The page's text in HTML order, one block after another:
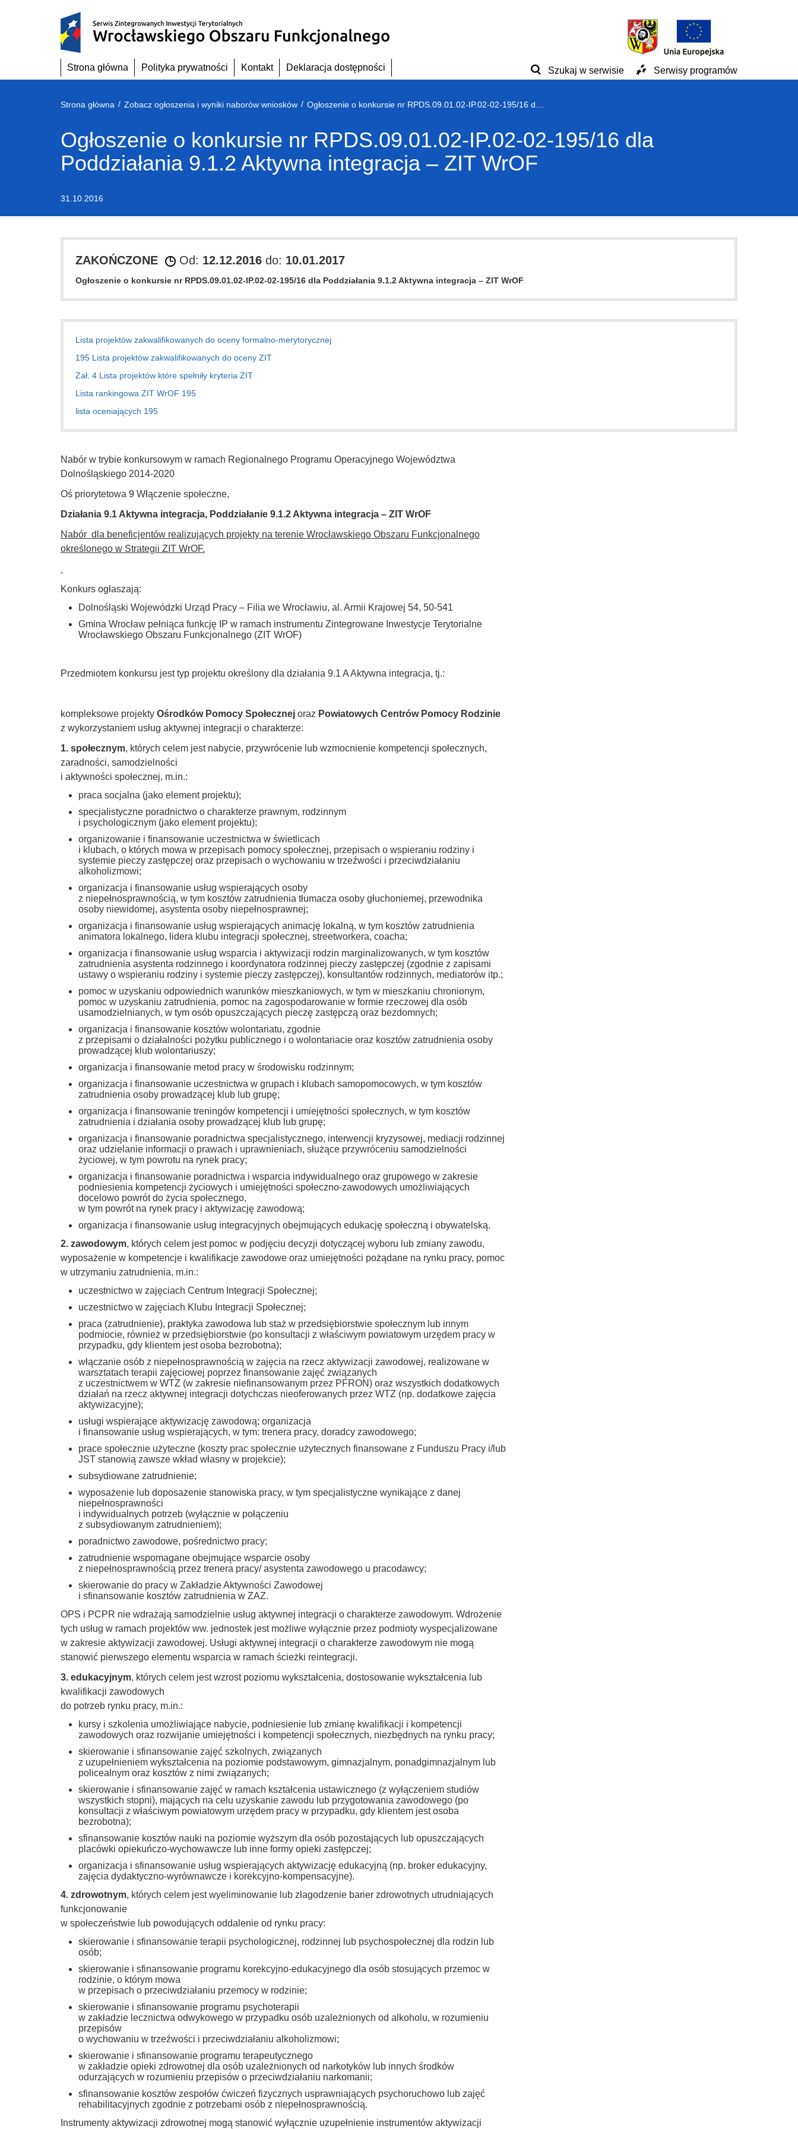
Strona główna Polityka prywatności Kontakt Deklaracja dostępności Szukaj w serwisie Serwisy programów
Strona główna / Zobacz ogłoszenia i wyniki naborów wniosków /
Ogłoszenie o konkursie nr RPDS.09.01.02-IP.02-02-195/16 dla
Poddziałania 9.1.2 Aktywna integracja – ZIT WrOF
31.10.2016
ZAKOŃCZONE Od: 12.12.2016 do: 10.01.2017
Ogłoszenie o konkursie nr RPDS.09.01.02-IP.02-02-195/16 dla Poddziałania 9.1.2Aktywna integracja – ZIT WrOF
Lista projektów zakwalifikowanych do oceny formalno-merytorycznej
195 Lista projektów zakwalifikowanych do oceny ZIT
Zał. 4 Lista projektów które spełniły kryteria ZIT
Lista rankingowa ZIT WrOF 195
lista oceniających 195
Nabór w trybie konkursowym w ramach Regionalnego Programu Operacyjnego Województwa
Dolnośląskiego 2014-2020
Oś priorytetowa 9 Włączenie społeczne,
Działania 9.1 Aktywna integracja, Poddziałanie 9.1.2 Aktywna integracja – ZIT WrOF
Nabór dla beneficjentów realizujących projekty na terenie Wrocławskiego Obszaru Funkcjonalnego
określonego w Strategii ZIT WrOF.
Konkurs ogłaszają:
Dolnośląski Wojewódzki Urząd Pracy – Filia we Wrocławiu, al. Armii Krajowej 54, 50-541
Gmina Wrocław pełniąca funkcję IP w ramach instrumentu Zintegrowane Inwestycje Terytorialne
Wrocławskiego Obszaru Funkcjonalnego (ZIT WrOF)
Przedmiotem konkursu jest typ projektu określony dla działania 9.1 A Aktywna integracja, tj.:
kompleksowe projekty Ośrodków Pomocy Społecznej oraz Powiatowych Centrów Pomocy Rodzinie
z wykorzystaniem usług aktywnej integracji o charakterze:
1. społecznym, których celem jest nabycie, przywrócenie lub wzmocnienie kompetencji społecznych,
zaradności, samodzielności
i aktywności społecznej, m.in.:
praca socjalna (jako element projektu);
specjalistyczne poradnictwo o charakterze prawnym, rodzinnym
i psychologicznym (jako element projektu);
organizowanie i finansowanie uczestnictwa w świetlicach
i klubach, o których mowa w przepisach pomocy społecznej, przepisach o wspieraniu rodziny i
systemie pieczy zastępczej oraz przepisach o wychowaniu w trzeźwości i przeciwdziałaniu
alkoholizmowi;
organizacja i finansowanie usług wspierających osoby
z niepełnosprawnością, w tym kosztów zatrudnienia tłumacza osoby głuchoniemej, przewodnika
osoby niewidomej, asystenta osoby niepełnosprawnej;
organizacja i finansowanie usług wspierających animację lokalną, w tym kosztów zatrudnienia
animatora lokalnego, lidera klubu integracji społecznej, streetworkera, coacha;
organizacja i finansowanie usług wsparcia i aktywizacji rodzin marginalizowanych, w tym kosztów
zatrudnienia asystenta rodzinnego i koordynatora rodzinnej pieczy zastępczej (zgodnie z zapisami
ustawy o wspieraniu rodziny i systemie pieczy zastępczej), konsultantów rodzinnych, mediatorów itp.;
pomoc w uzyskaniu odpowiednich warunków mieszkaniowych, w tym w mieszkaniu chronionym,
pomoc w uzyskaniu zatrudnienia, pomoc na zagospodarowanie w formie rzeczowej dla osób
usamodzielnianych, w tym osób opuszczających pieczę zastępczą oraz bezdomnych;
organizacja i finansowanie kosztów wolontariatu, zgodnie
z przepisami o działalności pożytku publicznego i o wolontariacie oraz kosztów zatrudnienia osoby
prowadzącej klub wolontariuszy;
organizacja i finansowanie metod pracy w środowisku rodzinnym;
organizacja i finansowanie uczestnictwa w grupach i klubach samopomocowych, w tym kosztów
zatrudnienia osoby prowadzącej klub lub grupę;
organizacja i finansowanie treningów kompetencji i umiejętności społecznych, w tym kosztów
zatrudnienia i działania osoby prowadzącej klub lub grupę;
organizacja i finansowanie poradnictwa specjalistycznego, interwencji kryzysowej, mediacji rodzinnej
oraz udzielanie informacji o prawach i uprawnieniach, służące przywróceniu samodzielności
życiowej, w tym powrotu na rynek pracy;
organizacja i finansowanie poradnictwa i wsparcia indywidualnego oraz grupowego w zakresie
podniesienia kompetencji życiowych i umiejętności społeczno-zawodowych umożliwiających
docelowo powrót do życia społecznego,
w tym powrót na rynek pracy i aktywizację zawodową;
organizacja i finansowanie usług integracyjnych obejmujących edukację społeczną i obywatelską.
2. zawodowym, których celem jest pomoc w podjęciu decyzji dotyczącej wyboru lub zmiany zawodu,
wyposażenie w kompetencje i kwalifikacje zawodowe oraz umiejętności pożądane na rynku pracy, pomoc
w utrzymaniu zatrudnienia, m.in.:
uczestnictwo w zajęciach Centrum Integracji Społecznej;
uczestnictwo w zajęciach Klubu Integracji Społecznej;
praca (zatrudnienie), praktyka zawodowa lub staż w przedsiębiorstwie społecznym lub innym
podmiocie, również w przedsiębiorstwie (po konsultacji z właściwym powiatowym urzędem pracy w
przypadku, gdy klientem jest osoba bezrobotna);
włączanie osób z niepełnosprawnością w zajęcia na rzecz aktywizacji zawodowej, realizowane w
warsztatach terapii zajęciowej poprzez finansowanie zajęć związanych
z uczestnictwem w WTZ (w zakresie niefinansowanym przez PFRON) oraz wszystkich dodatkowych
działań na rzecz aktywnej integracji dotychczas nieoferowanych przez WTZ (np. dodatkowe zajęcia
aktywizacyjne);
usługi wspierające aktywizację zawodową; organizacja
i finansowanie usług wspierających, w tym: trenera pracy, doradcy zawodowego;
prace społecznie użyteczne (koszty prac społecznie użytecznych finansowane z Funduszu Pracy i/lub
JST stanowią zawsze wkład własny w projekcie);
subsydiowane zatrudnienie;
wyposażenie lub doposażenie stanowiska pracy, w tym specjalistyczne wynikające z danej
niepełnosprawności
i indywidualnych potrzeb (wyłącznie w połączeniu
z subsydiowanym zatrudnieniem);
poradnictwo zawodowe, pośrednictwo pracy;
zatrudnienie wspomagane obejmujące wsparcie osoby
z niepełnosprawnością przez trenera pracy/ asystenta zawodowego u pracodawcy;
skierowanie do pracy w Zakładzie Aktywności Zawodowej
i sfinansowanie kosztów zatrudnienia w ZAZ.
OPS i PCPR nie wdrażają samodzielnie usług aktywnej integracji o charakterze zawodowym. Wdrożenie
tych usług w ramach projektów ww. jednostek jest możliwe wyłącznie przez podmioty wyspecjalizowane
w zakresie aktywizacji zawodowej. Usługi aktywnej integracji o charakterze zawodowym nie mogą
stanowić pierwszego elementu wsparcia w ramach ścieżki reintegracji.
3. edukacyjnym, których celem jest wzrost poziomu wykształcenia, dostosowanie wykształcenia lub
kwalifikacji zawodowych
do potrzeb rynku pracy, m.in.:
kursy i szkolenia umożliwiające nabycie, podniesienie lub zmianę kwalifikacji i kompetencji
zawodowych oraz rozwijanie umiejętności i kompetencji społecznych, niezbędnych na rynku pracy;
skierowanie i sfinansowanie zajęć szkolnych, związanych
z uzupełnieniem wykształcenia na poziomie podstawowym, gimnazjalnym, ponadgimnazjalnym lub
policealnym oraz kosztów z nimi związanych;
skierowanie i sfinansowanie zajęć w ramach kształcenia ustawicznego (z wyłączeniem studiów
wszystkich stopni), mających na celu uzyskanie zawodu lub przygotowania zawodowego (po
konsultacji z właściwym powiatowym urzędem pracy w przypadku, gdy klientem jest osoba
bezrobotna);
sfinansowanie kosztów nauki na poziomie wyższym dla osób pozostających lub opuszczających
placówki opiekuńczo-wychowawcze lub inne formy opieki zastępczej;
organizacja i sfinansowanie usług wspierających aktywizację edukacyjną (np. broker edukacyjny,
zajęcia dydaktyczno-wyrównawcze i korekcyjno-kompensacyjne).
4. zdrowotnym, których celem jest wyeliminowanie lub złagodzenie barier zdrowotnych utrudniających
funkcjonowanie
w społeczeństwie lub powodujących oddalenie od rynku pracy:
skierowanie i sfinansowanie terapii psychologicznej, rodzinnej lub psychospołecznej dla rodzin lub
osób;
skierowanie i sfinansowanie programu korekcyjno-edukacyjnego dla osób stosujących przemoc w
rodzinie, o którym mowa
w przepisach o przeciwdziałaniu przemocy w rodzinie;
skierowanie i sfinansowanie programu psychoterapii
w zakładzie lecznictwa odwykowego w przypadku osób uzależnionych od alkoholu, w rozumieniu
przepisów
o wychowaniu w trzeźwości i przeciwdziałaniu alkoholizmowi;
skierowanie i sfinansowanie programu terapeutycznego
w zakładzie opieki zdrowotnej dla osób uzależnionych od narkotyków lub innych środków
odurzających w rozumieniu przepisów o przeciwdziałaniu narkomanii;
sfinansowanie kosztów zespołów ćwiczeń fizycznych usprawniających psychoruchowo lub zajęć
rehabilitacyjnych zgodnie z potrzebami osób z niepełnosprawnością.
Instrumenty aktywizacji zdrowotnej mogą stanowić wyłącznie uzupełnienie instrumentów aktywizacji